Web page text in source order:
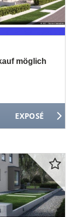
möglich